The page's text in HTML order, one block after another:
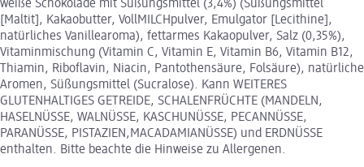
weiße Schokolade mit Süßungsmittel (3,4%) (Süßungsmittel
[Maltit], Kakaobutter, VollMILCHpulver, Emulgator [Lecithine],
natürliches Vanillearoma), fettarmes Kakaopulver, Salz (0,35%),
Vitaminmischung (Vitamin C, Vitamin E, Vitamin B6, Vitamin B12,
Thiamin, Riboflavin, Niacin, Pantothensäure, Folsäure), natürliche
Aromen, Süßungsmittel (Sucralose). Kann WEITERES
GLUTENHALTIGES GETREIDE, SCHALENFRÜCHTE (MANDELN,
HASELNÜSSE, WALNÜSSE, KASCHUNÜSSE, PECANNÜSSE,
PARANÜSSE, PISTAZIEN,MACADAMIANÜSSE) und ERDNÜSSE
enthalten. Bitte beachte die Hinweise zu Allergenen.